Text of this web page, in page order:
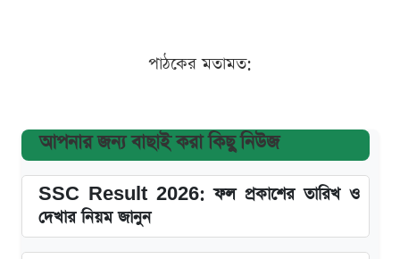
পাঠকের মতামত:
আপনার জন্য বাছাই করা কিছু নিউজ
SSC Result 2026: ফল প্রকাশের তারিখ ও
দেখার নিয়ম জানুন